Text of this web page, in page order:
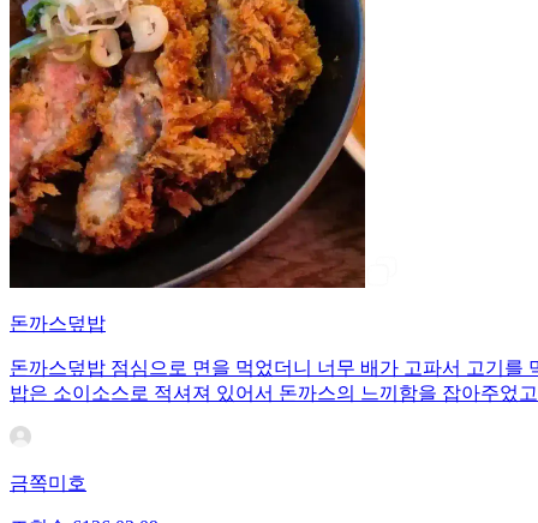
돈까스덮밥
돈까스덮밥 점심으로 면을 먹었더니 너무 배가 고파서 고기
밥은 소이소스로 적셔져 있어서 돈까스의 느끼함을 잡아주었
금쪽미호